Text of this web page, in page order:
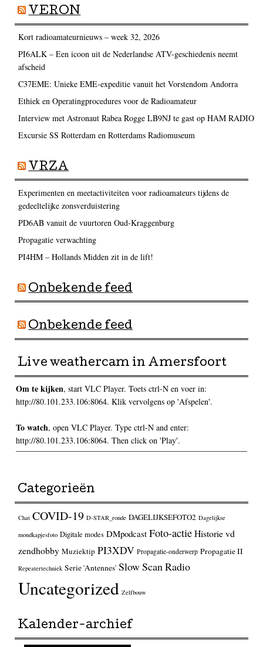
VERON
Kort radioamateurnieuws – week 32, 2026
PI6ALK – Een icoon uit de Nederlandse ATV-geschiedenis neemt
afscheid
C37EME: Unieke EME-expeditie vanuit het Vorstendom Andorra
Ethiek en Operatingprocedures voor de Radioamateur
Interview met Astronaut Rabea Rogge LB9NJ te gast op HAM RADIO
Excursie SS Rotterdam en Rotterdams Radiomuseum
VRZA
Experimenten en meetactiviteiten voor radioamateurs tijdens de
gedeeltelijke zonsverduistering
PD6AB vanuit de vuurtoren Oud-Kraggenburg
Propagatie verwachting
PI4HM – Hollands Midden zit in de lift!
Onbekende feed
Onbekende feed
Live weathercam in Amersfoort
Om te kijken, start VLC Player. Toets ctrl-N en voer in:
http://80.101.233.106:8064. Klik vervolgens op 'Afspelen'.
To watch, open VLC Player. Type ctrl-N and enter:
http://80.101.233.106:8064. Then click on 'Play'.
Categorieën
Chat COVID-19 D-STAR_ronde DAGELIJKSEFOTO2 Dagelijkse
mondkapjesfoto Digitale modes DMpodcast Foto-actieHistorie vd
zendhobby Muziektip PI3XDV Propagatie-onderwerp Propagatie II
Repeatertechniek Serie 'Antennes' Slow Scan Radio
Uncategorized Zelfbouw
Kalender-archief